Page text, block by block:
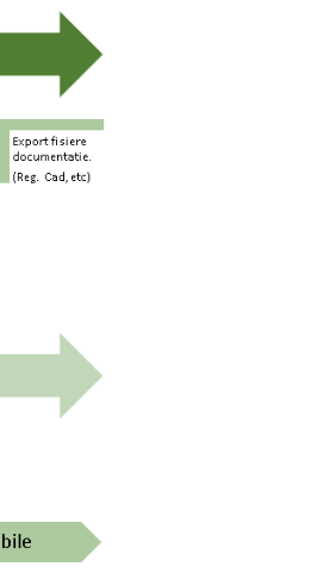
fara
s-a realizat si cu
lucrarii
informatii
din Cartile
unitar prin
sub forma de
care au stat
Proprietate
analiza actelor